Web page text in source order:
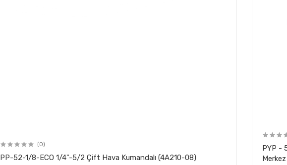
(0)
PP-52-1/8-ECO 1/4"-5/2 Çift Hava Kumandalı (4A210-08)
PYP - 53 - 1/2-K 1/2-5/2
Merkez